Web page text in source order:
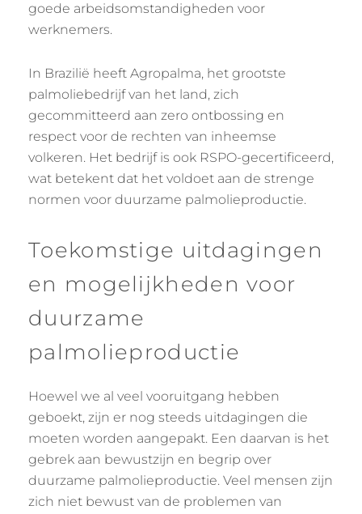
goede arbeidsomstandigheden voor
werknemers.
In Brazilië heeft Agropalma, het grootste
palmoliebedrijf van het land, zich
gecommitteerd aan zero ontbossing en
respect voor de rechten van inheemse
volkeren. Het bedrijf is ook RSPO-gecertificeerd,
wat betekent dat het voldoet aan de strenge
normen voor duurzame palmolieproductie.
Toekomstige uitdagingen
en mogelijkheden voor
duurzame
palmolieproductie
Hoewel we al veel vooruitgang hebben
geboekt, zijn er nog steeds uitdagingen die
moeten worden aangepakt. Een daarvan is het
gebrek aan bewustzijn en begrip over
duurzame palmolieproductie. Veel mensen zijn
zich niet bewust van de problemen van